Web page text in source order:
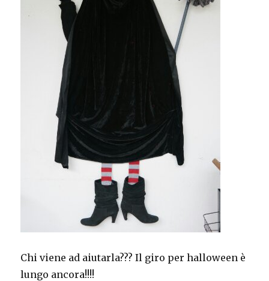
Chi viene ad aiutarla??? Il giro per halloween è
lungo ancora!!!!